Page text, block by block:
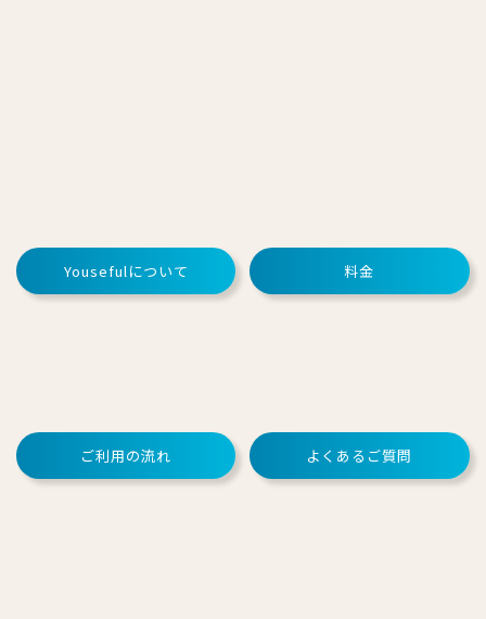
Yousefulについて 料金
ご利用の流れ よくあるご質問